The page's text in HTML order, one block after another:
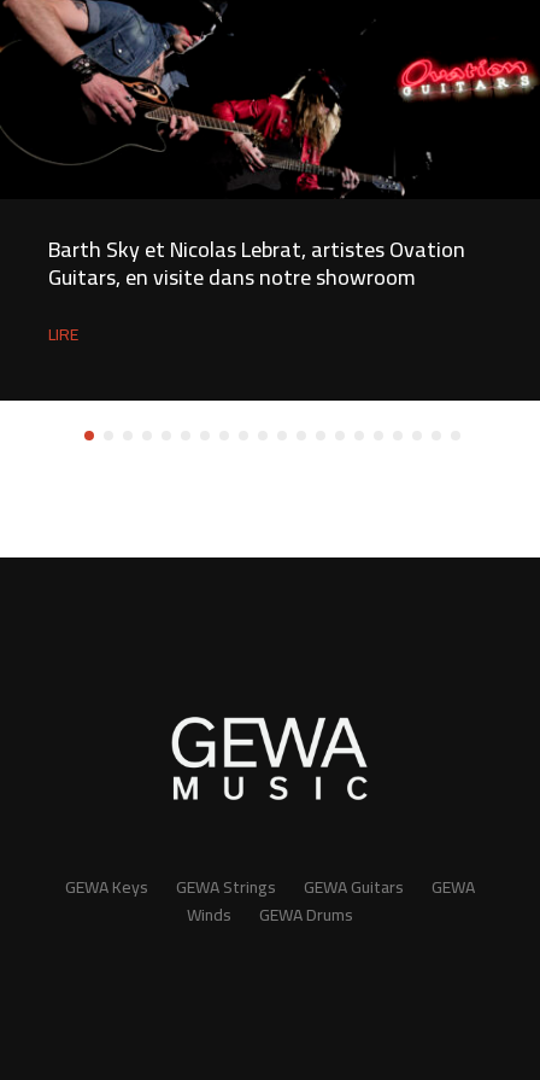
Barth Sky et Nicolas Lebrat, artistes Ovation
Guitars, en visite dans notre showroom
LIRE
GEWA Keys GEWA Strings GEWA Guitars
GEWA
Winds
GEWA Drums